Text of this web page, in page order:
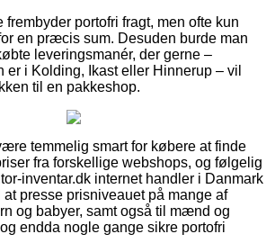
frembyder portofri fragt, men ofte kun
en præcis sum. Desuden burde man
leveringsmanér, der gerne –
i Kolding, Ikast eller Hinnerup – vil
til en pakkeshop.
temmelig smart for købere at finde
fra forskellige webshops, og følgelig
inventar.dk internet handler i Danmark
presse prisniveauet på mange af
og babyer, samt også til mænd og
endda nogle gange sikre portofri